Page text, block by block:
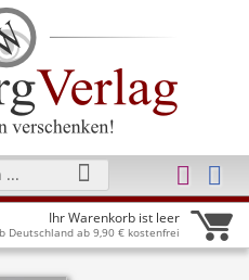
Ihr Warenkorb ist leer
Deutschland ab 9,90 € kostenfrei